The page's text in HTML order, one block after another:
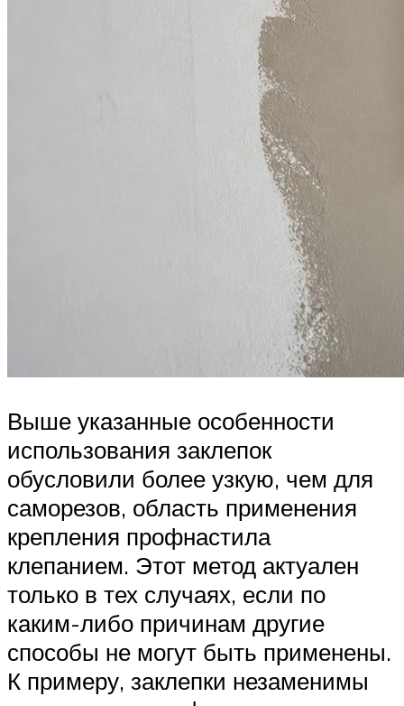
Выше указанные особенности
использования заклепок
обусловили более узкую, чем для
саморезов, область применения
крепления профнастила
клепанием. Этот метод актуален
только в тех случаях, если по
каким-либо причинам другие
способы не могут быть применены.
К примеру, заклепки незаменимы